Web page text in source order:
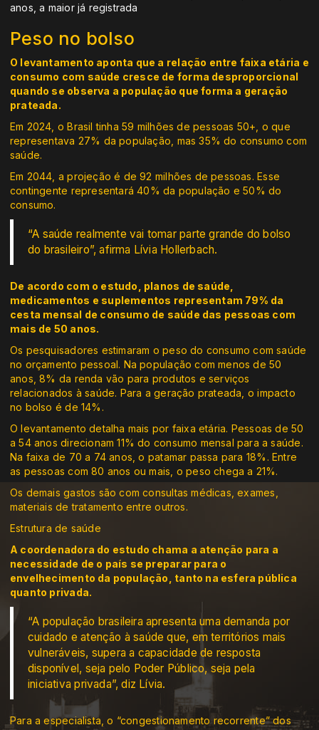
anos, a maior já registrada
Peso no bolso
O levantamento aponta que a relação entre faixa etária e
consumo com saúde cresce de forma desproporcional
quando se observa a população que forma a geração
prateada.
Em 2024, o Brasil tinha 59 milhões de pessoas 50+, o que
representava 27% da população, mas 35% do consumo com
saúde.
Em 2044, a projeção é de 92 milhões de pessoas. Esse
contingente representará 40% da população e 50% do
consumo.
“A saúde realmente vai tomar parte grande do bolso
do brasileiro”, afirma Lívia Hollerbach.
De acordo com o estudo, planos de saúde,
medicamentos e suplementos representam 79% da
cesta mensal de consumo de saúde das pessoas com
mais de 50 anos.
Os pesquisadores estimaram o peso do consumo com saúde
no orçamento pessoal. Na população com menos de 50
anos, 8% da renda vão para produtos e serviços
relacionados à saúde. Para a geração prateada, o impacto
no bolso é de 14%.
O levantamento detalha mais por faixa etária. Pessoas de 50
a 54 anos direcionam 11% do consumo mensal para a saúde.
Na faixa de 70 a 74 anos, o patamar passa para 18%. Entre
as pessoas com 80 anos ou mais, o peso chega a 21%.
Os demais gastos são com consultas médicas, exames,
materiais de tratamento entre outros.
Estrutura de saúde
A coordenadora do estudo chama a atenção para a
necessidade de o país se preparar para o
envelhecimento da população, tanto na esfera pública
quanto privada.
“A população brasileira apresenta uma demanda por
cuidado e atenção à saúde que, em territórios mais
vulneráveis, supera a capacidade de resposta
disponível, seja pelo Poder Público, seja pela
iniciativa privada”, diz Lívia.
Para a especialista, o “congestionamento recorrente” dos